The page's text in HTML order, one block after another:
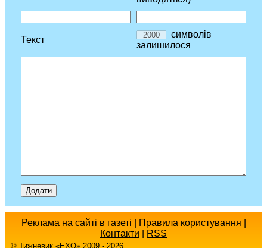
Текст
символів
залишилося
Реклама на сайті в газеті Правила користування
Контакти
RSS
© Тижневик «EХO» 2009 - 2026